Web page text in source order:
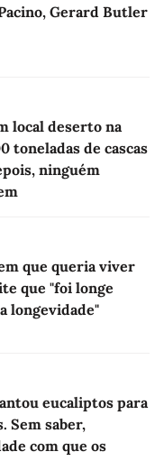
Gerard Butler
local deserto na
toneladas de cascas
ninguém
que queria viver
que "foi longe
longevidade"
eucaliptos para
Sem saber,
com que os